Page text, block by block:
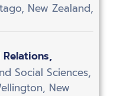
New Zealand,
Social Sciences,
New